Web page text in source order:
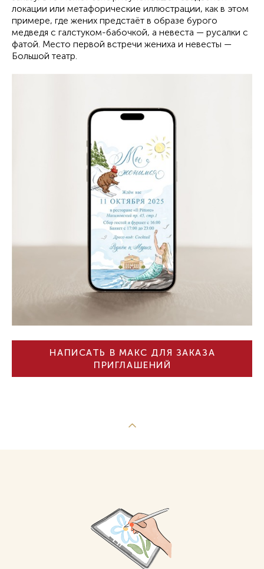
локации или метафорические иллюстрации, как в этом
примере, где жених предстаёт в образе бурого
медведя с галстуком-бабочкой, а невеста — русалки с
фатой. Место первой встречи жениха и невесты —
Большой театр.
НАПИСАТЬ В МАКС ДЛЯ ЗАКАЗА
ПРИГЛАШЕНИЙ